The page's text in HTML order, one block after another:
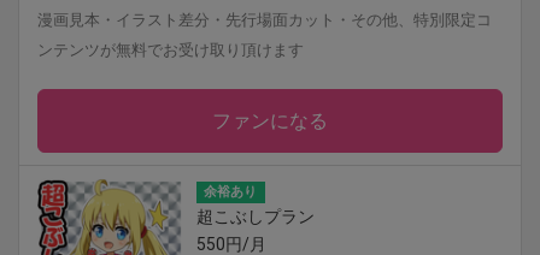
漫画見本・イラスト差分・先行場面カット・その他、特別限定コ
ンテンツが無料でお受け取り頂けます
ファンになる
余裕あり
超こぶしプラン
550円/月